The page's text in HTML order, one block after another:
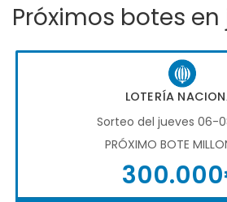
Próximos botes
LOTERÍA
Sorteo del jueves 06-
PRÓXIMO BOTE